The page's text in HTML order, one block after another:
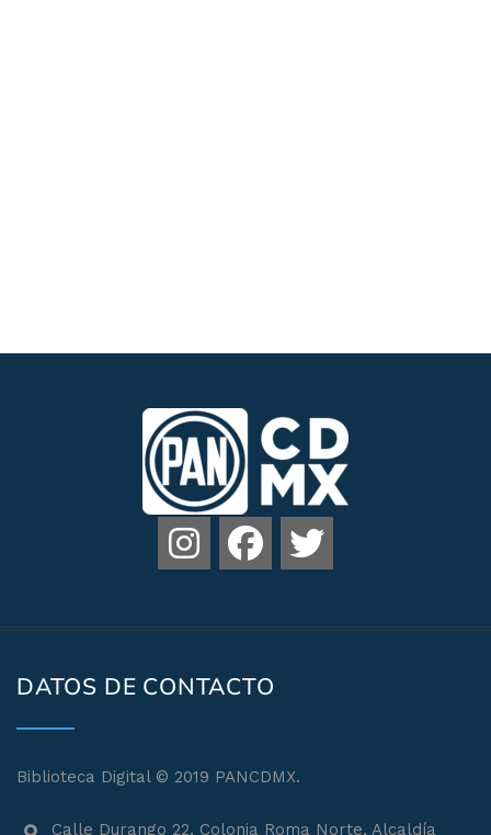
DATOS DE CONTACTO
Biblioteca Digital © 2019 PANCDMX.
Calle Durango 22, Colonia Roma Norte, Alcaldía